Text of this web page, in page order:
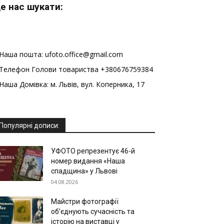
нас шукати:
пошта: ufoto.office@gmail.com
Голови товариства +380676759384
Домівка: м. Львів, вул. Коперника, 17
дописи:
УФОТО репрезентує 46-й
номер видання «Наша
спадщина» у Львові
04.08.2026
Майстри фотографії
об’єднують сучасність та
історію на виставці у